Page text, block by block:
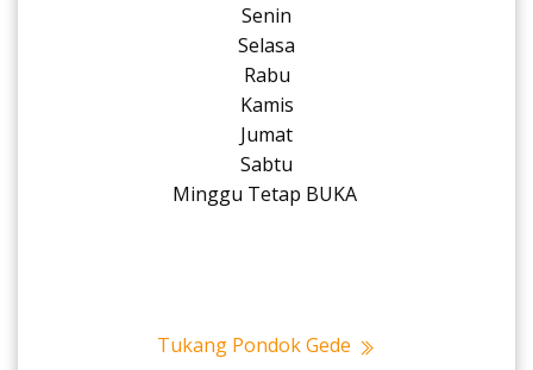
Senin
Selasa
Rabu
Kamis
Jumat
Sabtu
Minggu Tetap BUKA
Tukang Pondok Gede